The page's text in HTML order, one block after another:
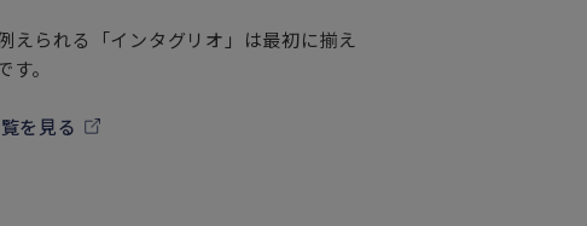
えられる「インタグリオ」は最初に揃え
。
を見る